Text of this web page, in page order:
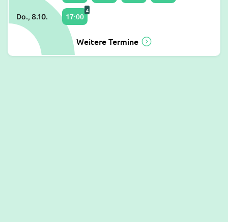
Do., 8.10. 17:00
4
Weitere Termine